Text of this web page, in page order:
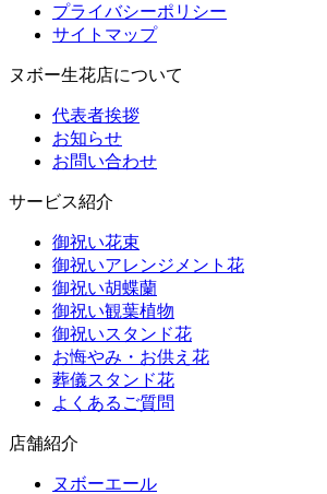
プライバシーポリシー
サイトマップ
ヌボー生花店について
代表者挨拶
お知らせ
お問い合わせ
サービス紹介
御祝い花束
御祝いアレンジメント花
御祝い胡蝶蘭
御祝い観葉植物
御祝いスタンド花
お悔やみ・お供え花
葬儀スタンド花
よくあるご質問
店舗紹介
ヌボーエール